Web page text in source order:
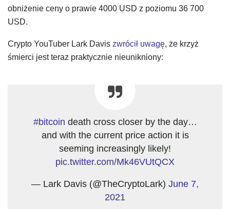
obniżenie ceny o prawie 4000 USD z poziomu 36 700
USD.
Crypto YouTuber Lark Davis zwrócił uwagę, że krzyż
śmierci jest teraz praktycznie nieunikniony:
#bitcoin death cross closer by the day…
and with the current price action it is
seeming increasingly likely!
pic.twitter.com/Mk46VUtQCX
— Lark Davis (@TheCryptoLark) June 7,
2021